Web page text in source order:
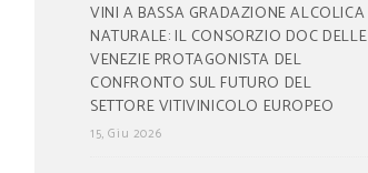
VINI A BASSA GRADAZIONE ALCOLICA
NATURALE: IL CONSORZIO DOC DELLE
VENEZIE PROTAGONISTA DEL
CONFRONTO SUL FUTURO DEL
SETTORE VITIVINICOLO EUROPEO
15, Giu 2026